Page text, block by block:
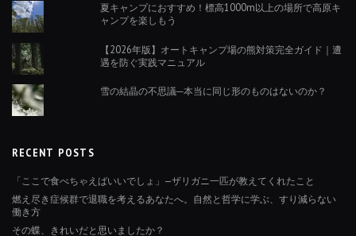
夏キャンプにおすすめ！標高1000m以上の場所で高原キ
ャンプを楽しもう
【2026年版】オートキャンプ場の熊対策完全ガイド｜遭
遇を防ぐ実践マニュアル
雪の結晶の不思議─本当に同じ形のものはないのか？
RECENT POSTS
「ここで食べちゃえばいいでしょ」—ザリガニ一匹が教えてくれたこと
燃え尽き症候群で退職を考えるあなたへ。自然と哲学に学ぶ、すり減らない
働き方
その蝶、きれいだと思いましたか？